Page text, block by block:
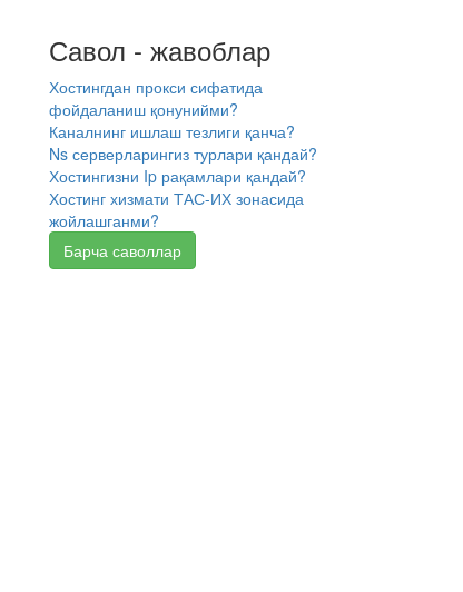
Савол - жавоблар
Хостингдан прокси сифатида
фойдаланиш қонунийми?
Каналнинг ишлаш тезлиги қанча?
Ns серверларингиз турлари қандай?
Хостингизни Ip рақамлари қандай?
Хостинг хизмати ТАС-ИХ зонасида
жойлашганми?
Барча саволлар